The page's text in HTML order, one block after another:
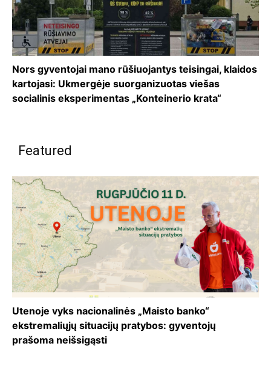
Nors gyventojai mano rūšiuojantys teisingai, klaidos
kartojasi: Ukmergėje suorganizuotas viešas
socialinis eksperimentas „Konteinerio krata“
Featured
Utenoje vyks nacionalinės „Maisto banko“
ekstremaliųjų situacijų pratybos: gyventojų
prašoma neišsigąsti